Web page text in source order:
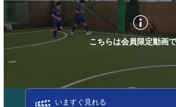
こちらは会員限定動画
いますぐ見れる